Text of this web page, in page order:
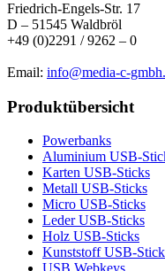
Friedrich-Engels-Str. 17
D – 51545 Waldbröl
+49 (0)2291 / 9262 – 0
Email: info@media-c-
Produktübersicht
Powerbanks
Aluminium USB-
Karten USB-Sticks
Metall USB-Sticks
Micro USB-Sticks
Leder USB-Sticks
Holz USB-Sticks
Kunststoff USB-